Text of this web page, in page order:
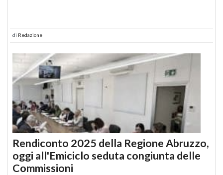
di Redazione
Rendiconto 2025 della Regione Abruzzo,
oggi all'Emiciclo seduta congiunta delle
Commissioni